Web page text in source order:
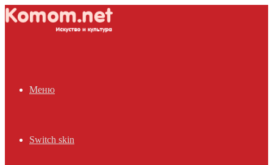
Меню
Switch skin